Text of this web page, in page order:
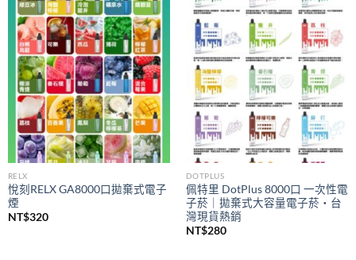
Add to
wishlist
RELX
悅刻RELX GA8000口拋棄式電子
煙
NT$320
Add to
DOTPLUS
佩特里 DotPlus 8000口 一次性電
子菸｜拋棄式大容量電子菸・台
灣現貨熱銷
NT$280